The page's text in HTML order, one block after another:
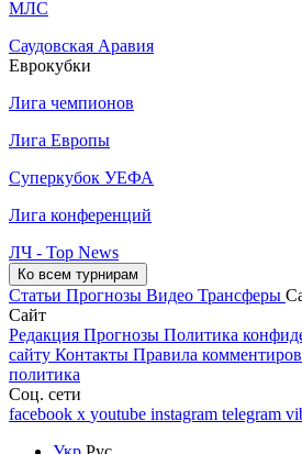
МЛС
Саудовская Аравия
Еврокубки
Лига чемпионов
Лига Европы
Суперкубок УЕФА
Лига конференций
ЛЧ - Top News
Ко всем турнирам
Статьи Прогнозы Видео Трансферы
Сайт
Редакция Прогнозы Политика
сайту Контакты Правила
политика
Соц. сети
facebook x youtube instagram telegram